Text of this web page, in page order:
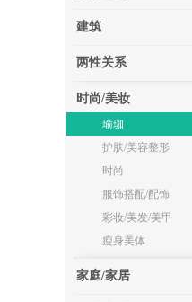
建筑
两性关系
时尚/美妆
瑜珈
护肤/美容整形
时尚
服饰搭配/配饰
彩妆/美发/美甲
瘦身美体
家庭/家居